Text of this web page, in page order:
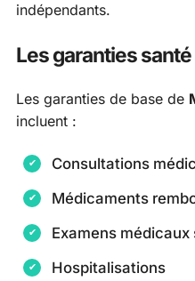
indépendants.
Les garanties
Les garanties de base de
incluent :
Consultations
Médicaments
Examens médicaux
Hospitalisations